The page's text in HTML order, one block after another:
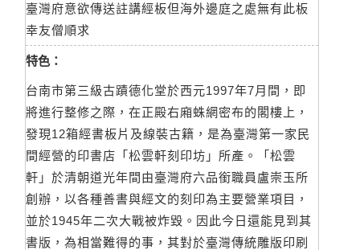
臺灣府意欲傳送註講經板但海外邊庭之處無有此板
幸友僧順求
特色：
台南市第三級古蹟德化堂於西元1997年7月間，即
將進行整修之際，在正殿右廂蛛網密布的閣樓上，
發現12箱經書板片及線裝古籍，是為臺灣第一家民
間經營的印書店「松雲軒刻印坊」所產。「松雲
軒」於清朝道光年間由臺灣府六品銜職員盧崇玉所
創辦，以各種善書與經文的刻印為主要營業項目，
並於1945年二次大戰被炸毀。因此今日還能見到其
書版，為相當難得的事，其對於臺灣傳統雕版印刷